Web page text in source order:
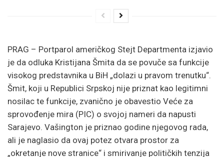
PRAG – Portparol američkog Stejt Departmenta izjavio
je da odluka Kristijana Šmita da se povuče sa funkcije
visokog predstavnika u BiH „dolazi u pravom trenutku“.
Šmit, koji u Republici Srpskoj nije priznat kao legitimni
nosilac te funkcije, zvanično je obavestio Veće za
sprovođenje mira (PIC) o svojoj nameri da napusti
Sarajevo. Vašington je priznao godine njegovog rada,
ali je naglasio da ovaj potez otvara prostor za
„okretanje nove stranice“ i smirivanje političkih tenzija